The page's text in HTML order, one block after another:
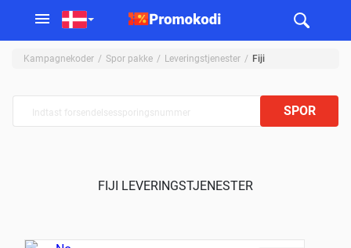
Kampagnekoder Spor pakke Leveringstjenester Fiji
SPOR
FIJI LEVERINGSTJENESTER